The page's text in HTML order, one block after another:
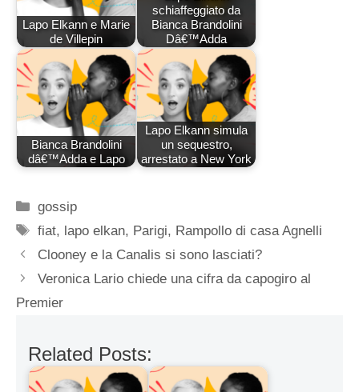
Lapo Elkann e Marie
de Villepin
schiaffeggiato da
Bianca Brandolini
Dâ€™Adda
Bianca Brandolini
dâ€™Adda e Lapo
Lapo Elkann simula
un sequestro,
arrestato a New York
Categorie
gossip
Tag
fiat, lapo elkan, Parigi, Rampollo di casa Agnelli
Clooney e la Canalis si sono lasciati?
Veronica Lario chiede una cifra da capogiro al
Premier
Related Posts: